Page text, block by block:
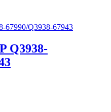
Q3938-